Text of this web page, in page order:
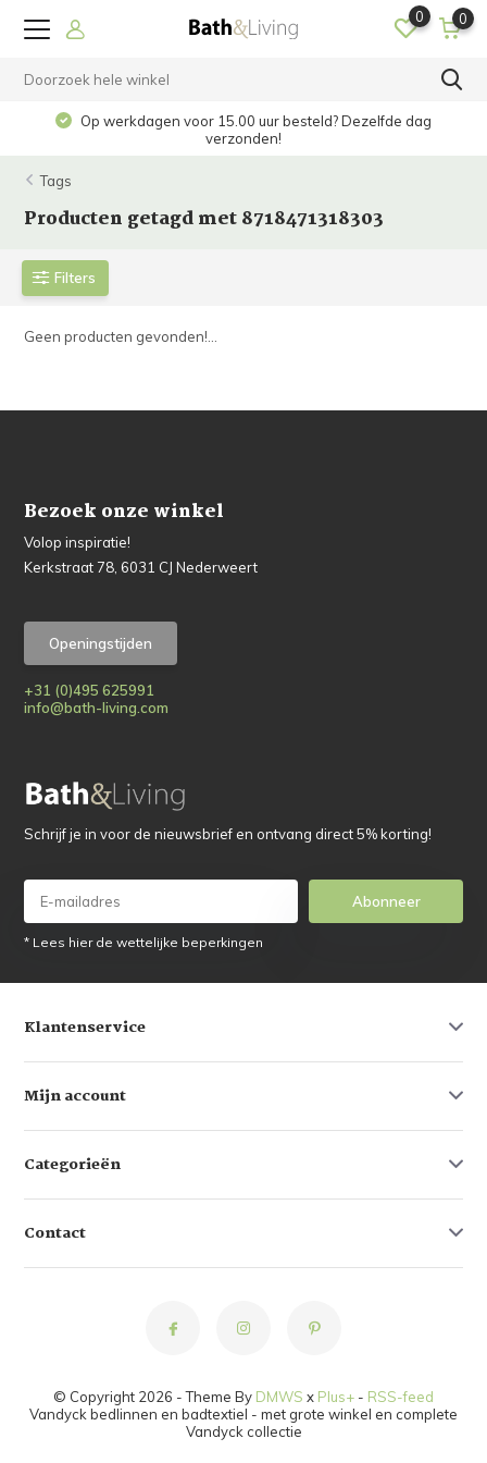
0 0
Op werkdagen voor 15.00 uur besteld? Dezelfde dag
verzonden!
Tags
Producten getagd met 8718471318303
Filters
Geen producten gevonden!...
Bezoek onze winkel
Volop inspiratie!
Kerkstraat 78, 6031 CJ Nederweert
Openingstijden
+31 (0)495 625991
info@bath-living.com
Schrijf je in voor de nieuwsbrief en ontvang direct 5% korting!
Abonneer
* Lees hier de wettelijke beperkingen
Klantenservice
Mijn account
Categorieën
Contact
© Copyright 2026 - Theme By DMWS x Plus+ - RSS-feed
Vandyck bedlinnen en badtextiel - met grote winkel en complete
Vandyck collectie